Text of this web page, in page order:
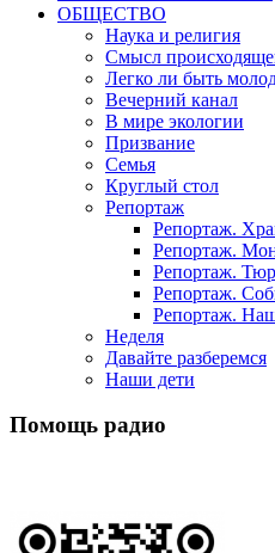
ОБЩЕСТВО
Наука и религия
Смысл
Легко ли быть
Вечерний канал
В мире экологии
Призвание
Семья
Круглый стол
Репортаж
Репортаж.
Репортаж.
Репортаж.
Репортаж.
Репортаж.
Неделя
Давайте разберемся
Наши дети
Помощь радио